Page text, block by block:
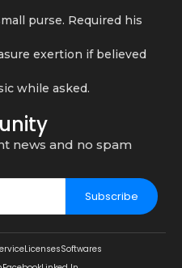
purse. Required his
exertion if believed
while asked.
news and no spam
Subscribe
LicensesSoftwares